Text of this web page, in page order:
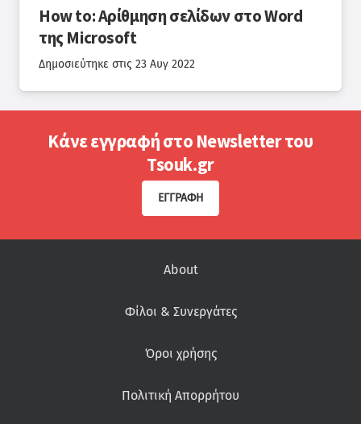
How to: Αρίθμηση σελίδων στο Word
της Microsoft
Δημοσιεύτηκε στις 23 Αυγ 2022
Κάνε εγγραφή στο Newsletter του
Tsouk.gr
ΕΓΓΡΑΦΉ
About
Φίλοι & Συνεργάτες
Όροι χρήσης
Πολιτική Απορρήτου